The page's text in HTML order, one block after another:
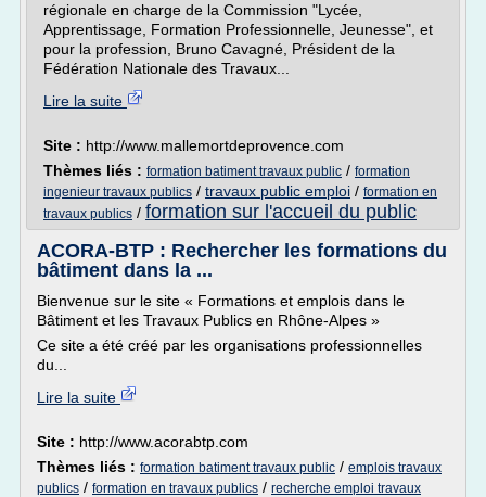
régionale en charge de la Commission "Lycée,
Apprentissage, Formation Professionnelle, Jeunesse", et
pour la profession, Bruno Cavagné, Président de la
Fédération Nationale des Travaux...
Lire la suite
Site : http://www.mallemortdeprovence.com
Thèmes liés : formation batiment travaux public / formation
ingenieur travaux publics / travaux public emploi / formation en
travaux publics / formation sur l'accueil du public
ACORA-BTP : Rechercher les formations du
bâtiment dans la ...
Bienvenue sur le site « Formations et emplois dans le
Bâtiment et les Travaux Publics en Rhône-Alpes »
Ce site a été créé par les organisations professionnelles
du...
Lire la suite
Site : http://www.acorabtp.com
Thèmes liés : formation batiment travaux public / emplois travaux
publics / formation en travaux publics / recherche emploi travaux